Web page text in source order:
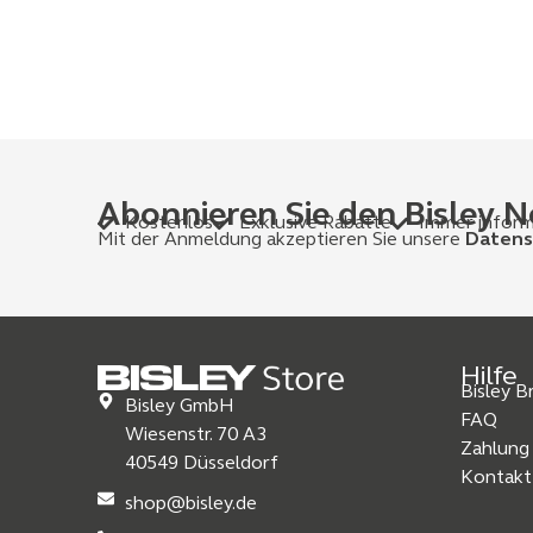
Abonnieren Sie den Bisley
Kostenlos Exklusive Rabatte
Immer
Mit der Anmeldung akzeptieren Sie unsere
Bisley GmbH
Wiesenstr. 70 A3
40549 Düsseldorf
shop@bisley.de
Hilfe
Bisley
FAQ
Zahlung
Kontakt